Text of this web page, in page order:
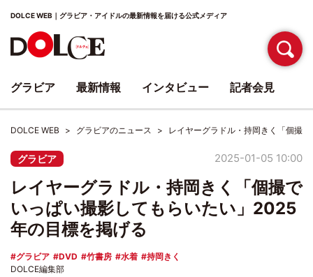
DOLCE WEB｜グラビア・アイドルの最新情報を届ける公式メディア
DOLCE WEB グラビアのニュース レイヤーグラドル・持岡きく「個撮
グラビア 2025-01-05 10:00
レイヤーグラドル・持岡きく「個撮で
いっぱい撮影してもらいたい」2025
年の目標を掲げる
グラビア DVD 竹書房 水着
持岡きく
DOLCE編集部
グラビア 最新情報 インタビュー 記者会見